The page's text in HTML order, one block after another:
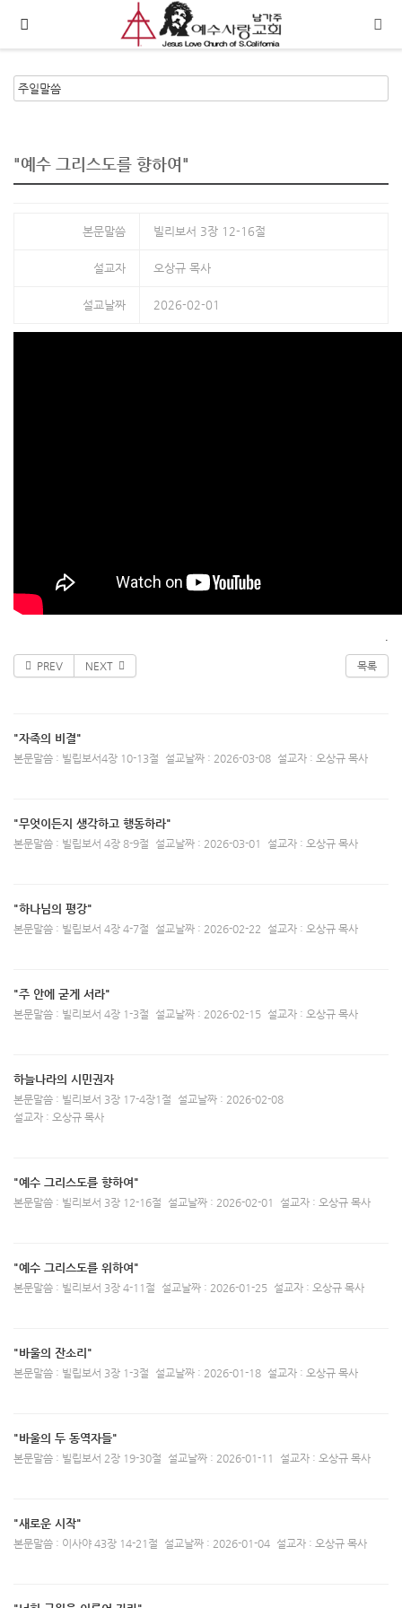
메뉴 건너뛰기
"예수 그리스도를 향하여"
본문말씀 빌리보서 3장 12-16절
설교자 오상규 목사
설교날짜 2026-02-01
.
PREV NEXT 목록
"자족의 비결"
본문말씀 : 빌립보서4장 10-13절 설교날짜 : 2026-03-08 설교자 : 오상규 목사
"무엇이든지 생각하고 행동하라"
본문말씀 : 빌립보서 4장 8-9절 설교날짜 : 2026-03-01 설교자 : 오상규 목사
"하나님의 평강"
본문말씀 : 빌립보서 4장 4-7절 설교날짜 : 2026-02-22 설교자 : 오상규 목사
"주 안에 굳게 서라"
본문말씀 : 빌리보서 4장 1-3절 설교날짜 : 2026-02-15 설교자 : 오상규 목사
하늘나라의 시민권자
본문말씀 : 빌리보서 3장 17-4장1절
설교날짜 : 2026-02-08
설교자 : 오상규 목사
"예수 그리스도를 향하여"
본문말씀 : 빌리보서 3장 12-16절 설교날짜 : 2026-02-01 설교자 : 오상규 목사
"예수 그리스도를 위하여"
본문말씀 : 빌리보서 3장 4-11절 설교날짜 : 2026-01-25 설교자 : 오상규 목사
"바울의 잔소리"
본문말씀 : 빌립보서 3장 1-3절 설교날짜 : 2026-01-18 설교자 : 오상규 목사
"바울의 두 동역자들"
본문말씀 : 빌립보서 2장 19-30절 설교날짜 : 2026-01-11 설교자 : 오상규 목사
"새로운 시작"
본문말씀 : 이사야 43장 14-21절 설교날짜 : 2026-01-04 설교자 : 오상규 목사